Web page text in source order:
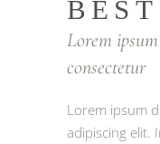
Lorem
consectetur
Lorem ipsum
adipiscing elit.